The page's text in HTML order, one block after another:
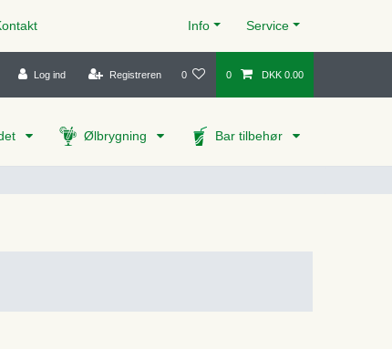
Info Service
Log ind Registreren 0 0 DKK 0.00
Ølbrygning Bar tilbehør